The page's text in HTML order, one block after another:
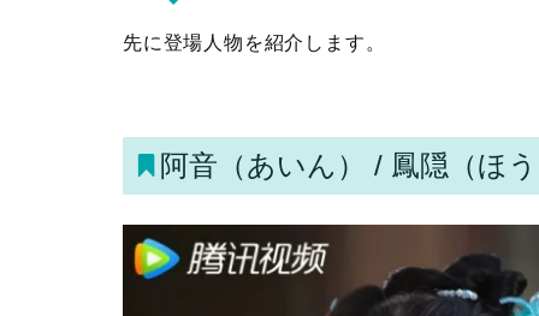
先に登場人物を紹介します。
阿音（あいん） / 鳳隠（ほ